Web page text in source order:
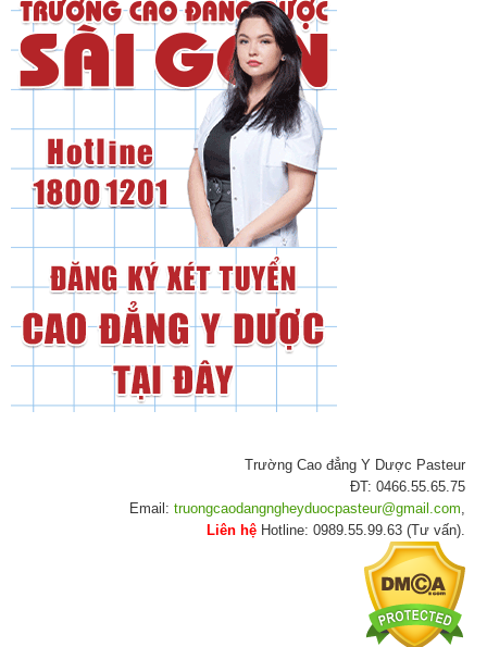
Trường Cao đẳng Y Dược Pasteur
ĐT: 0466.55.65.75
Email: truongcaodangngheyduocpasteur@gmail.com
Liên hệ Hotline: 0989.55.99.63 (Tư vấn).